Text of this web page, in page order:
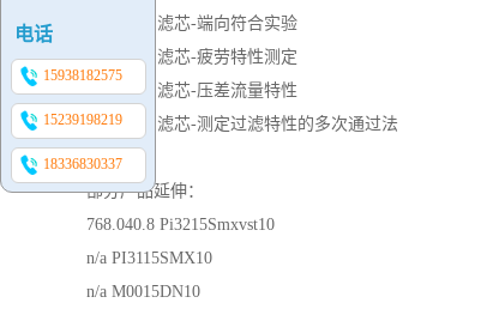
ISO 3723 滤芯-端向符合实验
ISO 3724 滤芯-疲劳特性测定
ISO 3968 滤芯-压差流量特性
ISO 4572 滤芯-测定过滤特性的多次通过法
部分产品延伸：
768.040.8 Pi3215Smxvst10
n/a PI3115SMX10
n/a M0015DN10
电话
15938182575
15239198219
18336830337